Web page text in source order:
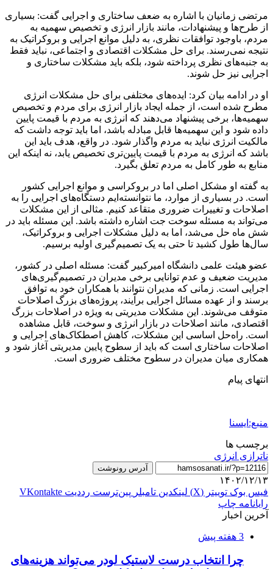
مرتضی زمانیان با اشاره به ضعف ساختاری و اجرایی گفت: بسیاری
از طرح‌ها و پیشنهادات، مانند بازار انرژی و تخصیص سهمیه به
مردم، باوجود توافقات نظری، به دلیل موانع اجرایی و بروکراتیک به
نتیجه نمی‌رسند. برای حل مشکلات اقتصادی و اجتماعی، نباید فقط
به جنبه‌های نظری پرداخته شود، بلکه باید مشکلات ساختاری و
اجرایی نیز حل شوند.
او در ادامه بیان کرد: ایده‌های مختلفی برای حل مشکلات انرژی
مطرح شده است، از جمله ایجاد بازار انرژی برای مردم و تخصیص
سهمیه‌ها، برخی پیشنهاد می‌دهند که انرژی به مردم با قیمت پایین
داده شود و این سهمیه‌ها قابل مبادله باشد، اما باید توجه داشت که
مالکیت انرژی نباید به مردم واگذار شود. در واقع، هدف باید این
باشد که انرژی به مردم با قیمت پایین‌تری تخصیص یابد، نه اینکه این
منابع به طور کامل به مردم تعلق بگیرد.
به گفته او مشکل اصلی اما در بروکراسی و موانع اجرایی کشور
است. در بسیاری از موارد، ما نتوانسته‌ایم دستگاه‌های اجرایی را به
اصلاحات و تغییرات ضروری متقاعد کنیم. مثالی از این مشکلات
می‌تواند به مسئله سوخت جت اشاره داشته باشد. این مسئله باید در
شش ماه حل می‌شد، اما به دلیل مشکلات اجرایی و بروکراتیک،
سال‌ها طول کشید تا حتی به یک تصمیم‌گیری اولیه برسیم.
عضو هیئت علمی دانشگاه امیرکبیر گفت: مسئله اصلی در کشور،
مدیریت ضعیف و عدم توانایی برخی مدیران در تصمیم‌گیری‌های
اجرایی است. زمانی که مدیران نتوانند با همکاران خود به توافق
برسند و از عهده مسائل اجرایی برآیند، پروژه‌های بزرگ اصلاحات
متوقف می‌شوند. این مشکلات مدیریتی به ویژه در اصلاحات بزرگ
اقتصادی، مانند اصلاحات در بازار انرژی و سوخت، قابل مشاهده
است. راه‌حل اساسی این مشکلات، کاهش اصطکاک‌های اجرایی و
اصلاحات ساختاری است که باید از سطوح پایین مدیریتی آغاز شود و
همکاری میان مدیران در سطوح مختلف ضروری است.
انتهای پیام
منبع:ایسنا
برچسب ها
ناترازی انرژی
آدرس رونوشت
۱۴۰۲/۱۲/۱۳
فیس بوک توییتر (X) لینکدین ‫تامبلر ‫پین‌ترست ‫رددیت ‫VKontakte
رایانامه چاپ
آخرین اخبار
3 هفته پیش
چرا انتخاب درست لاستیک لودر می‌تواند هزینه‌های